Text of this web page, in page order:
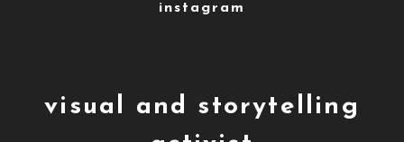
instagram
visual and storytelling